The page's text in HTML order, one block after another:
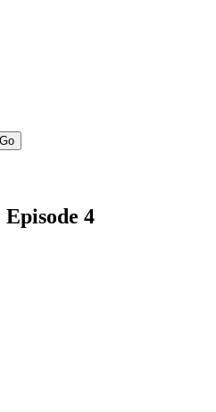
Go
4